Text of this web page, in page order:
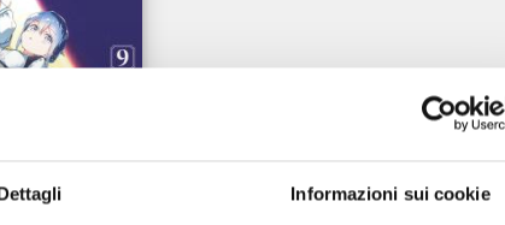
Informazioni sui cookie